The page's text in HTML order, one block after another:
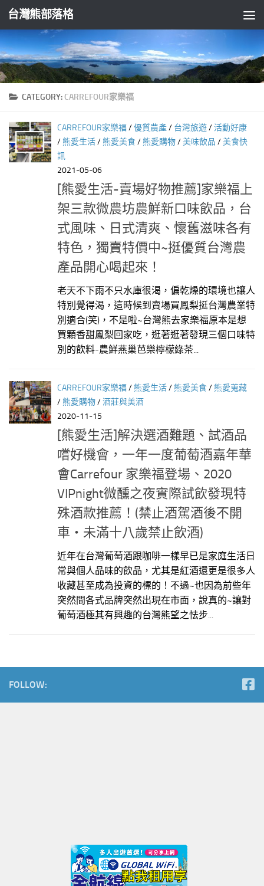
Skip to content
台灣熊部落格
CATEGORY: CARREFOUR家樂福
CARREFOUR家樂福/優質農產/ 台灣旅遊/活動好康
/ 熊愛生活/ 熊愛美食/ 熊愛購物/美味飲品 /美食快
訊
2021-05-06
[熊愛生活-賣場好物推薦]家樂福上
架三款微農坊農鮮新口味飲品，台
式風味、日式清爽、懷舊滋味各有
特色，獨賣特價中~挺優質台灣農
產品開心喝起來！
老天不下雨不只水庫很渴，偏乾燥的環境也讓人
特別覺得渴，這時候到賣場買鳳梨挺台灣農業特
別適合(笑)，不是啦~台灣熊去家樂福原本是想
買顆香甜鳳梨回家吃，逛著逛著發現三個口味特
別的飲料-農鮮燕巢芭樂檸檬綠茶...
CARREFOUR家樂福/ 熊愛生活/ 熊愛美食/ 熊愛蒐藏
/ 熊愛購物/酒莊與美酒
2020-11-15
[熊愛生活]解決選酒難題、試酒品
嚐好機會，一年一度葡萄酒嘉年華
會Carrefour 家樂福登場、2020
VIPnight微醺之夜實際試飲發現特
殊酒款推薦！(禁止酒駕酒後不開
車‧未滿十八歲禁止飲酒)
近年在台灣葡萄酒跟咖啡一樣早已是家庭生活日
常與個人品味的飲品，尤其是紅酒還更是很多人
收藏甚至成為投資的標的！不過~也因為前些年
突然間各式品牌突然出現在市面，說真的~讓對
葡萄酒極其有興趣的台灣熊望之怯步...
FOLLOW: